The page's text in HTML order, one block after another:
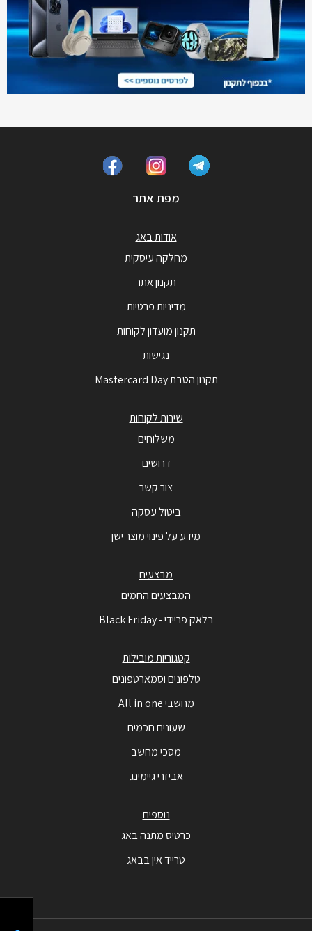
מפת אתר
אודות באג
מחלקה עיסקית
תקנון אתר
מדיניות פרטיות
תקנון מועדון לקוחות
נגישות
תקנון הטבת Mastercard Day
שירות לקוחות
משלוחים
דרושים
צור קשר
ביטול עסקה
מידע על פינוי מוצר ישן
מבצעים
המבצעים החמים
בלאק פריידי - Black Friday
קטגוריות מובילות
טלפונים וסמארטפונים
מחשבי All in one
שעונים חכמים
מסכי מחשב
אביזרי גיימינג
נוספים
כרטיס מתנה באג
טרייד אין בבאג